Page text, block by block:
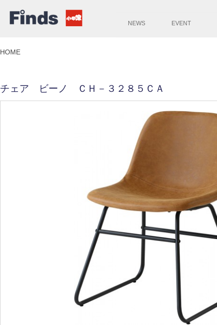
NEWS EVENT
HOME
チェア ビーノ ＣＨ－３２８５ＣＡ